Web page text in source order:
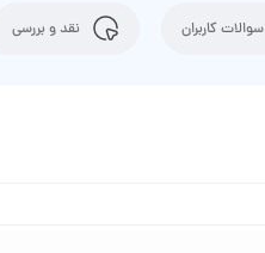
سوالات کاربران نقد و بررسی